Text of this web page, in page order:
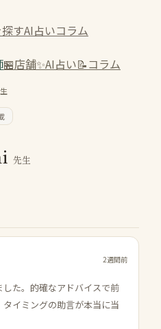
すAI占いコラム
🏪店舗✨AI占い📝コラム
先生
2週間前
た。的確なアドバイスで前
イミングの助言が本当に当